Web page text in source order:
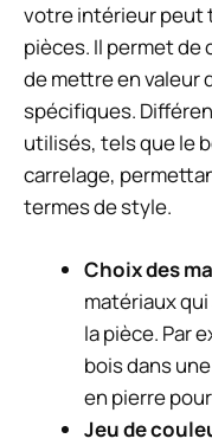
votre intérieur peut
pièces. Il permet
de mettre en valeur
spécifiques.
utilisés, tels que le
carrelage,
termes de style.
Choix des
matériaux
la pièce. Par
bois dans
en pierre
Jeu de